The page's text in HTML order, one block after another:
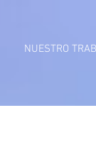
NUESTRO